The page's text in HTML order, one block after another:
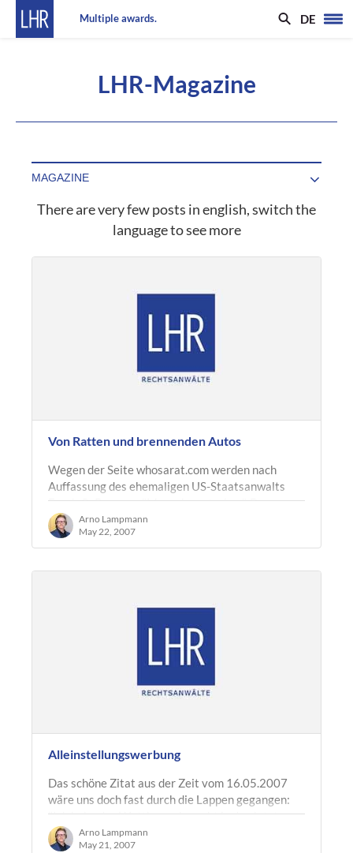
Multiple awards. DE
LHR-Magazine
There are very few posts in english, switch the
language to see more
Von Ratten und brennenden Autos
Wegen der Seite whosarat.com werden nach
Auffassung des ehemaligen US-Staatsanwalts
Frank O. Bowman "Menschen sterben". Das
berichtet Spiegel Online in einem lesenswerten…
Arno Lampmann
May 22, 2007
Alleinstellungswerbung
Das schöne Zitat aus der Zeit vom 16.05.2007
wäre uns doch fast durch die Lappen gegangen:
"Ich habe das Wettbewerbsrecht in den letzten
zehn Jahren mehr geprägt als jeder…
Arno Lampmann
May 21, 2007